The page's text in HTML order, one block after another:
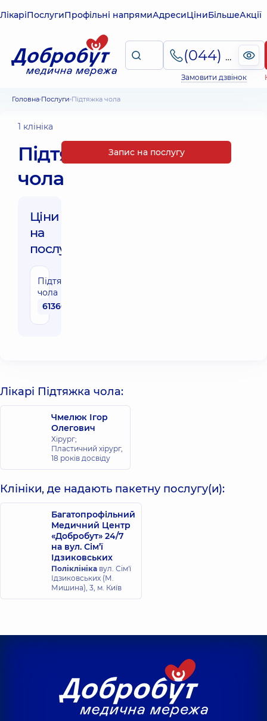
ЛікаріПослугиПрофільні напрямиАдресиЦіниБільшеАкції
(044) 495-2-888
Замовити дзвінок
Головна Послуги Підтяжка чола
1 клініка
Підтяжка
чола
Ціни
на
послуги:
Підтяжка
чола
61360 грн
Запис на послугу
Лікарі Підтяжка чола:
Чмелюк Ігор
Олегович
Хірург;
Пластичний хірург,
18 років досвіду
Клініки, де надають пакетну послугу(и):
Багатопрофільний
Медичний Центр
«Добробут» 24/7
на вул. Сім’ї
Ідзиковських
Поліклініка вул. Сім'ї
Ідзиковських (М.
Мишина), 3, м. Київ